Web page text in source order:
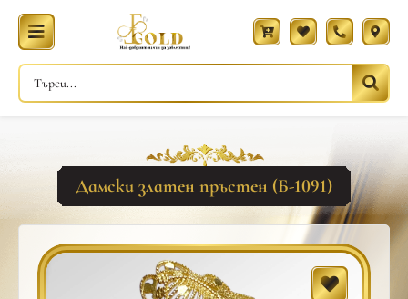
Дамски златен пръстен (Б-1091)